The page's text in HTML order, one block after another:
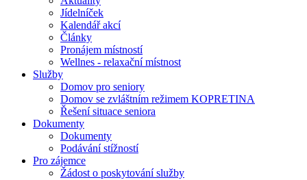
Jídelníček
Kalendář akcí
Články
Pronájem místností
Wellnes - relaxační místnost
Služby
Domov pro seniory
Domov se zvláštním režimem KOPRETINA
Řešení situace seniora
Dokumenty
Dokumenty
Podávání stížností
Pro zájemce
Žádost o poskytování služby